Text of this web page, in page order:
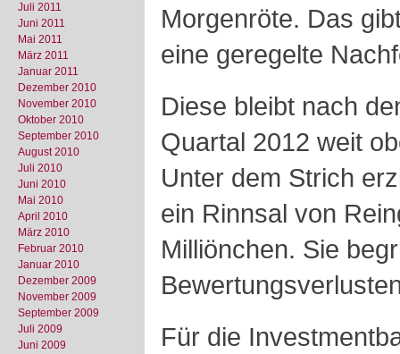
Juli 2011
Juni 2011
Mai 2011
März 2011
Januar 2011
Dezember 2010
November 2010
Oktober 2010
September 2010
August 2010
Juli 2010
Juni 2010
Mai 2010
April 2010
März 2010
Februar 2010
Januar 2010
Dezember 2009
November 2009
September 2009
Juli 2009
Juni 2009
Morgenröte. Das
eine geregelte
Diese bleibt nach
Quartal 2012 weit
Unter dem Strich
ein Rinnsal von
Milliönchen. Sie
Für die